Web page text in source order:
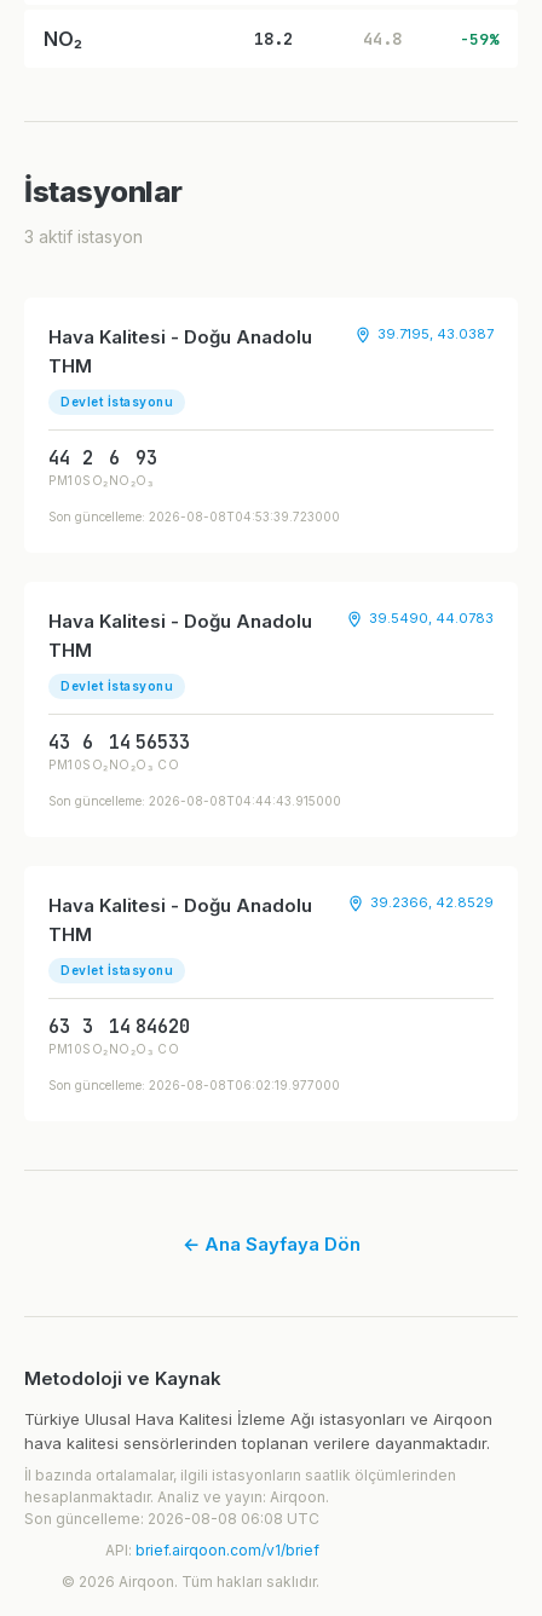
NO₂ 18.2 44.8 -59%
İstasyonlar
3 aktif istasyon
Hava Kalitesi - Doğu Anadolu
THM
Devlet İstasyonu
39.7195, 43.0387
44
PM10
2
SO₂
6
NO₂
93
O₃
Son güncelleme: 2026-08-08T04:53:39.723000
Hava Kalitesi - Doğu Anadolu
THM
Devlet İstasyonu
39.5490, 44.0783
43
PM10
6
SO₂
14
NO₂
56
O₃
533
CO
Son güncelleme: 2026-08-08T04:44:43.915000
Hava Kalitesi - Doğu Anadolu
THM
Devlet İstasyonu
39.2366, 42.8529
63
PM10
3
SO₂
14
NO₂
84
O₃
620
CO
Son güncelleme: 2026-08-08T06:02:19.977000
← Ana Sayfaya Dön
Metodoloji ve Kaynak
Türkiye Ulusal Hava Kalitesi İzleme Ağı istasyonları ve Airqoon
hava kalitesi sensörlerinden toplanan verilere dayanmaktadır.
İl bazında ortalamalar, ilgili istasyonların saatlik ölçümlerinden
hesaplanmaktadır. Analiz ve yayın: Airqoon.
Son güncelleme: 2026-08-08 06:08 UTC
API: brief.airqoon.com/v1/brief
© 2026 Airqoon. Tüm hakları saklıdır.